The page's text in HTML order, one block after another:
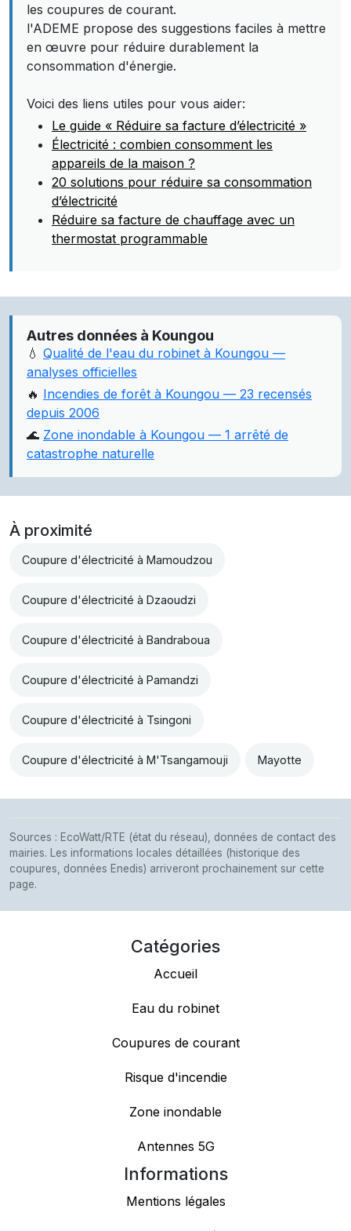
les coupures de courant.
l'ADEME propose des suggestions faciles à mettre
en œuvre pour réduire durablement la
consommation d'énergie.
Voici des liens utiles pour vous aider:
Le guide « Réduire sa facture d’électricité »
Électricité : combien consomment les
appareils de la maison ?
20 solutions pour réduire sa consommation
d’électricité
Réduire sa facture de chauffage avec un
thermostat programmable
Autres données à Koungou
💧 Qualité de l'eau du robinet à Koungou —
analyses officielles
🔥 Incendies de forêt à Koungou — 23 recensés
depuis 2006
🌊 Zone inondable à Koungou — 1 arrêté de
catastrophe naturelle
À proximité
Coupure d'électricité à Mamoudzou
Coupure d'électricité à Dzaoudzi
Coupure d'électricité à Bandraboua
Coupure d'électricité à Pamandzi
Coupure d'électricité à Tsingoni
Coupure d'électricité à M'Tsangamouji Mayotte
Sources : EcoWatt/RTE (état du réseau), données de contact des
mairies. Les informations locales détaillées (historique des
coupures, données Enedis) arriveront prochainement sur cette
page.
Catégories
Accueil
Eau du robinet
Coupures de courant
Risque d'incendie
Zone inondable
Antennes 5G
Informations
Mentions légales